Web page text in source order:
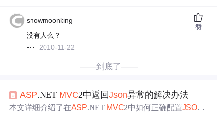
snowmoonking
没有人么？
2010-11-22
赞
——到底了——
ASP.NET MVC2中返回Json异常的解决办法
本文详细介绍了在ASP.NET MVC2中如何正确配置JSON